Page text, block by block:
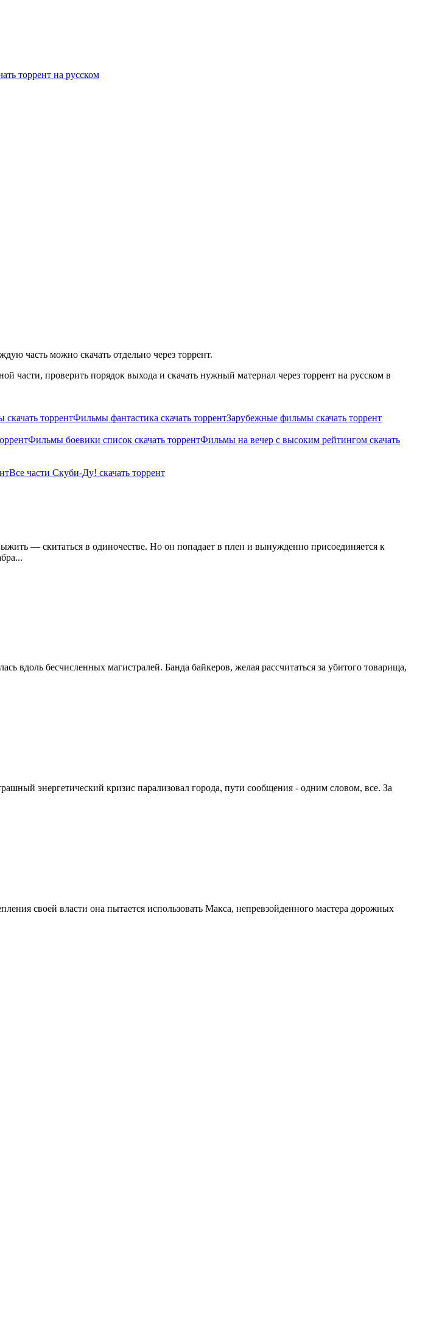
торрент на русском
часть можно скачать отдельно через торрент.
проверить порядок выхода и скачать нужный материал через торрент на русском в
торрентФильмы фантастика скачать торрентЗарубежные фильмы скачать торрент
Фильмы боевики список скачать торрентФильмы на вечер с высоким рейтингом скачать
Все части Скуби-Ду! скачать торрент
— скитаться в одиночестве. Но он попадает в плен и вынужденно присоединяется к
вдоль бесчисленных магистралей. Банда байкеров, желая рассчитаться за убитого товарища,
энергетический кризис парализовал города, пути сообщения - одним словом, все. За
своей власти она пытается использовать Макса, непревзойденного мастера дорожных